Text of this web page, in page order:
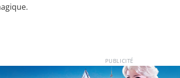
PUBLICITÉ